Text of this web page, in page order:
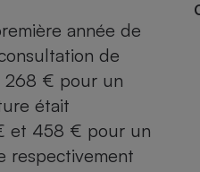
année de
de
268 € pour un
était
et 458 € pour un
respectivement